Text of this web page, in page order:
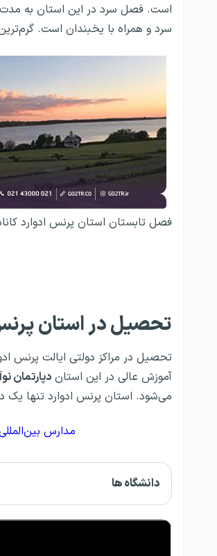
سرد و همراه با یخبندان است.
فصل تابستان استان پرنس ادوارد
تحصیل در استان
آموزش عالی در این استان دپارتمان
می‌شود. استان پرنس ادوارد تنها یک دانشگاه
مدارس بین‌المللی
دانشگاه ها